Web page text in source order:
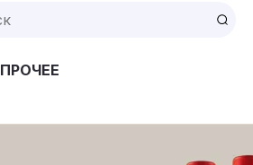
ПРОЧЕЕ